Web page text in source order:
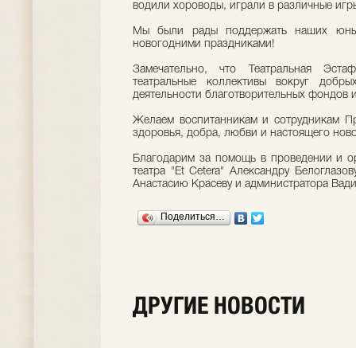
водили хороводы, играли в различные
Мы были рады поддержать наших
новогодними праздниками!
Замечательно, что Театральная
театральные коллективы вокруг
деятельности благотворительных фондов
Желаем воспитанникам и сотрудникам
здоровья, добра, любви и настоящего
Благодарим за помощь в проведении и
театра "Et Cetera" Александру
Анастасию Красеву и администратора
Поделиться…
ДРУГИЕ НОВОСТИ